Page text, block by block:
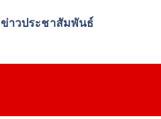
ข่าวประชาสัมพันธ์